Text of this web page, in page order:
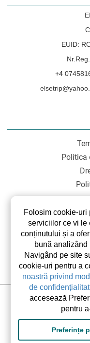
EUID:
+4
Politica
©2026
Folosim cookie-uri
serviciilor ce vi le
conținutului și a
bună analizând
Navigând pe site
cookie-uri pentru a
noastră privind
de
accesează
pentru
Preferințe